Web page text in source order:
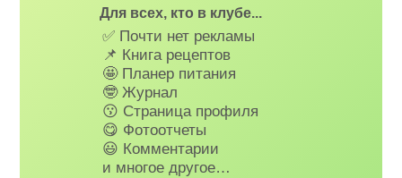
Для всех, кто в клубе...
✅ Почти нет рекламы
📌 Книга рецептов
🤩 Планер питания
🤓 Журнал
😗 Страница профиля
😋 Фотоотчеты
😃 Комментарии
и многое другое…